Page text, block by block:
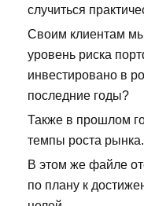
случиться
Своим клиентам
уровень риска
инвестировано в
последние годы?
Также в прошлом
темпы роста рынка.
В этом же файле
по плану к